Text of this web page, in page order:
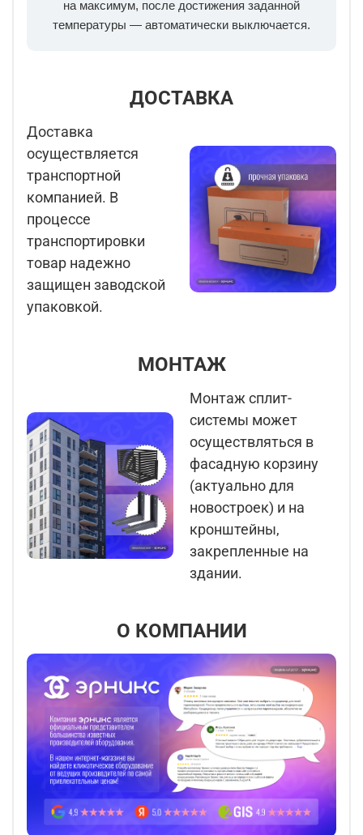
на максимум, после достижения заданной
температуры — автоматически выключается.
ДОСТАВКА
Доставка
осуществляется
транспортной
компанией. В
процессе
транспортировки
товар надежно
защищен заводской
упаковкой.
МОНТАЖ
Монтаж сплит-
системы может
осуществляться в
фасадную корзину
(актуально для
новостроек) и на
кронштейны,
закрепленные на
здании.
О КОМПАНИИ